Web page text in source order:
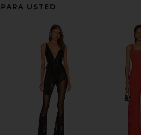
USTED